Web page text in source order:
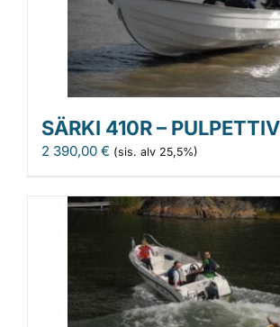
Asiakaskokemuksia
SÄRKI 410R –
2 390,00 € (sis. alv 25,5%)